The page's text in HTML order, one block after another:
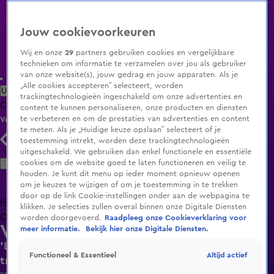
Uitzending Gemist Populaire programma's Zenders Genres
ClipsFilmsRadioSmart TV inlogShop
Volg KIJK
Zoeken
HomeUitzending Gemist Programma's De Bondgenoten
OranjezomerLivestreamsShop
Vandaag Inside
'Leo Beenhakker was een voorbeeld voor andere
trainers'
Jouw cookievoorkeuren
Wij en onze29 partners gebruiken cookies en vergelijkbare
technieken om informatie te verzamelen over jou als gebruiker
van onze website(s), jouw gedrag en jouw apparaten. Als je
„Alle cookies accepteren” selecteert, worden
trackingtechnologieën ingeschakeld om onze advertenties en
content te kunnen personaliseren, onze producten en diensten
te verbeteren en om de prestaties van advertenties en content
te meten. Als je „Huidige keuze opslaan” selecteert of je
toestemming intrekt, worden deze trackingtechnologieën
uitgeschakeld. We gebruiken dan enkel functionele en essentiële
cookies om de website goed te laten functioneren en veilig te
houden. Je kunt dit menu op ieder moment opnieuw openen
om je keuzes te wijzigen of om je toestemming in te trekken
door op de link Cookie-instellingen onder aan de webpagina te
klikken. Je selecties zullen overal binnen onze Digitale Diensten
worden doorgevoerd.
Raadpleeg onze Cookieverklaring voor
meer informatie.
Bekijk hier onze Digitale Diensten.
Functioneel & Essentieel Altijd actief